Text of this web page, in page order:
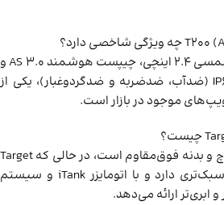
T200 با صفحه‌نمایش تمام‌لمسی ۲.۴ اینچی، چیپست هوشمند AS 3.0 و
بدنه مقاوم با استاندارد IP68 (ضدآب، ضدضربه و ضدگردوغبار)، یکی از
موجود در بازار است.
T200 دارای صفحه‌نمایش تاچ و بدنه فوق‌مقاوم است، در حالی که Target
200 طراحی جمع‌وجورتر و سبک‌تری دارد و با اتومایزر iTank و سیستم